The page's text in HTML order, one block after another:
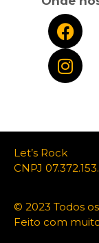
Let’s Rock
CNPJ
© 2023 Todos
Feito com